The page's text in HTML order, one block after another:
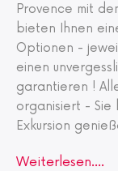
Provence mit
bieten Ihnen
Optionen -
einen
garantieren !
organisiert - Sie
Exkursion
Weiterlesen....